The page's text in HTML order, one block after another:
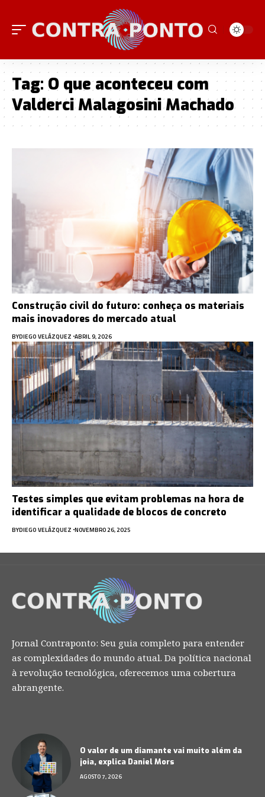
Tag: O que aconteceu com
Valderci Malagosini Machado
Construção civil do futuro: conheça os materiais
mais inovadores do mercado atual
BYDIEGO VELÁZQUEZ ABRIL 9, 2026
Testes simples que evitam problemas na hora de
identificar a qualidade de blocos de concreto
BYDIEGO VELÁZQUEZ NOVEMBRO 26, 2025
Jornal Contraponto: Seu guia completo para entender
as complexidades do mundo atual. Da política nacional
à revolução tecnológica, oferecemos uma cobertura
abrangente.
O valor de um diamante vai muito além da
joia, explica Daniel Mors
AGOSTO 7, 2026